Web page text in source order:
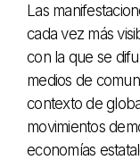
Las
cada vez más
con la que se
medios de
contexto de
movimientos
economías